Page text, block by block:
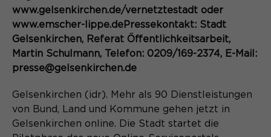
Zweck
Content Management System dieser
Webseite. Diese Basis-Cookies sind
unerlässlich, damit Ihr Besuch auf der
Website angenehm und flüssig wird:
Sie ermöglichen es der Website, Sie
zu erkennen und somit Ihre Sitzung
einem Benutzer-Login für einen
geschlossenen Bereich die Benutzer-
ID als verschlüsselten Wert (sog.
"hash-Wert") zum entsprechenden
Name _pk_id*
Anbieter Matomo
Laufzeit 13 Monate
Zweck
Wiedererkennung eines Besuchers.
Cookie-Informationen
Aktivierung Mehrsprachigkeit
Diese Cookies ermöglichen die automatische
Anbieter GTranslate Inc.
www.gelsenkirchen.de/vernetztestadt oder
www.emscher-lippe.dePressekontakt: Stadt
Gelsenkirchen, Referat Öffentlichkeitsarbeit,
Martin Schulmann, Telefon: 0209/169-2374, E-Mail:
presse@gelsenkirchen.de
Gelsenkirchen (idr). Mehr als 90 Dienstleistungen
von Bund, Land und Kommune gehen jetzt in
Gelsenkirchen online. Die Stadt startet die